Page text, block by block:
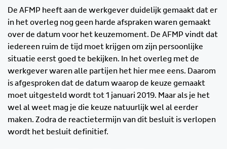
De AFMP heeft aan de werkgever duidelijk gemaakt dat er
in het overleg nog geen harde afspraken waren gemaakt
over de datum voor het keuzemoment. De AFMP vindt dat
iedereen ruim de tijd moet krijgen om zijn persoonlijke
situatie eerst goed te bekijken. In het overleg met de
werkgever waren alle partijen het hier mee eens. Daarom
is afgesproken dat de datum waarop de keuze gemaakt
moet uitgesteld wordt tot 1 januari 2019. Maar als je het
wel al weet mag je die keuze natuurlijk wel al eerder
maken. Zodra de reactietermijn van dit besluit is verlopen
wordt het besluit definitief.